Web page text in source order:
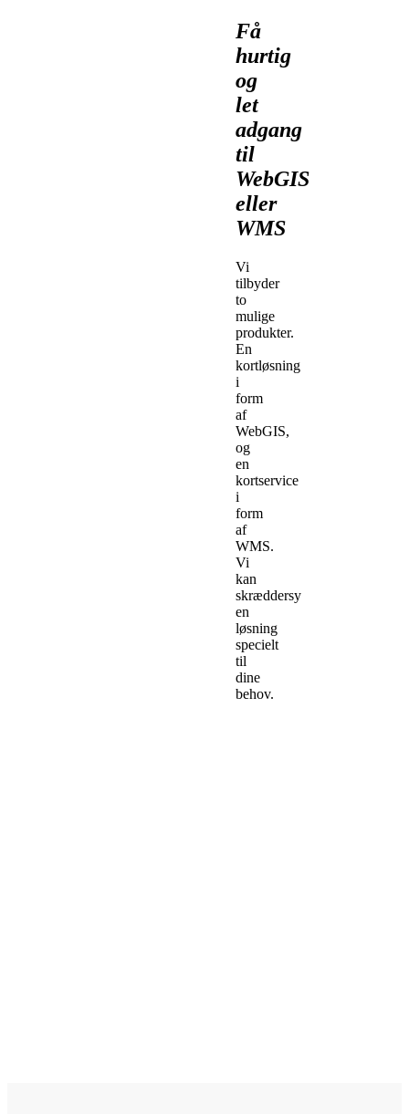
Få
hurtig
og
let
adgang
til
WebGIS
eller
WMS
Vi
tilbyder
to
mulige
produkter.
En
kortløsning
i
form
af
WebGIS,
og
en
kortservice
i
form
af
WMS.
Vi
kan
skræddersy
en
løsning
specielt
til
dine
behov.